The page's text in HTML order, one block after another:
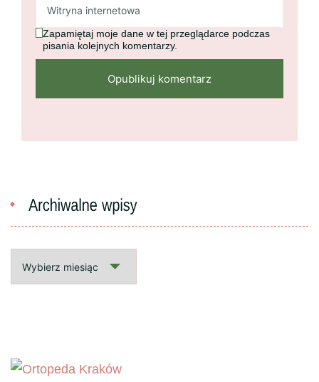
Zapamiętaj moje dane w tej przeglądarce podczas
pisania kolejnych komentarzy.
wpisy